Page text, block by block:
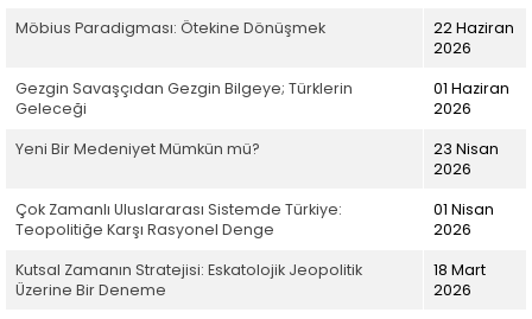
Möbius Paradigması: Ötekine Dönüşmek
22 Haziran
2026
Gezgin Savaşçıdan Gezgin Bilgeye; Türklerin
Geleceği
01 Haziran
2026
Yeni Bir Medeniyet Mümkün mü?
23 Nisan
2026
Çok Zamanlı Uluslararası Sistemde Türkiye:
Teopolitiğe Karşı Rasyonel Denge
01 Nisan
2026
Kutsal Zamanın Stratejisi: Eskatolojik Jeopolitik
Üzerine Bir Deneme
18 Mart
2026